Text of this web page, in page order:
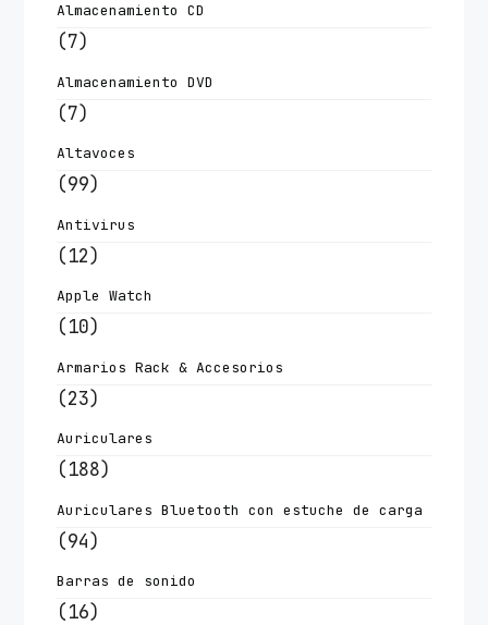
Almacenamiento CD
(7)
Almacenamiento DVD
(7)
Altavoces
(99)
Antivirus
(12)
Apple Watch
(10)
Armarios Rack & Accesorios
(23)
Auriculares
(188)
Auriculares Bluetooth con estuche de carga
(94)
Barras de sonido
(16)